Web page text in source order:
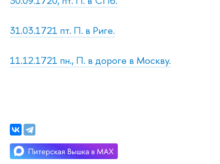
31.03.1721 пт. П. в Риге.
11.12.1721 пн., П. в дороге в Москву.